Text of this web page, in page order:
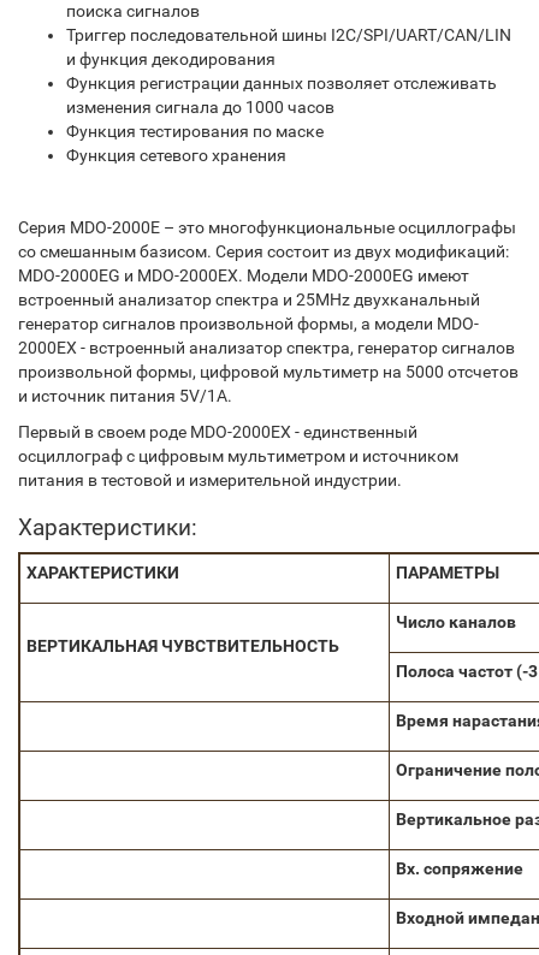
поиска сигналов
Триггер последовательной шины I2C/SPI/UART/CAN/LIN
и функция декодирования
Функция регистрации данных позволяет отслеживать
изменения сигнала до 1000 часов
Функция тестирования по маске
Функция сетевого хранения
Серия MDO-2000E – это многофункциональные осциллографы
со смешанным базисом. Серия состоит из двух модификаций:
MDO-2000EG и MDO-2000EX. Модели MDO-2000EG имеют
встроенный анализатор спектра и 25MHz двухканальный
генератор сигналов произвольной формы, а модели MDO-
2000EX - встроенный анализатор спектра, генератор сигналов
произвольной формы, цифровой мультиметр на 5000 отсчетов
и источник питания 5V/1A.
Первый в своем роде MDO-2000EX - единственный
осциллограф с цифровым мультиметром и источником
питания в тестовой и измерительной индустрии.
Характеристики:
ХАРАКТЕРИСТИКИ ПАРАМЕТРЫ
ВЕРТИКАЛЬНАЯ ЧУВСТВИТЕЛЬНОСТЬ
Число каналов
Полоса частот(-
Время
Ограничение
Вертикальное
Вх. сопряжение
Входной